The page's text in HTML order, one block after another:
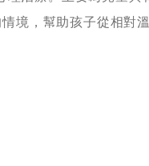
境，幫助孩子從相對